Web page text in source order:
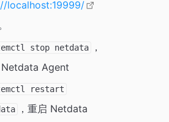
localhost:19999/
stop netdata
，
Agent
restart
，重启 Netdata